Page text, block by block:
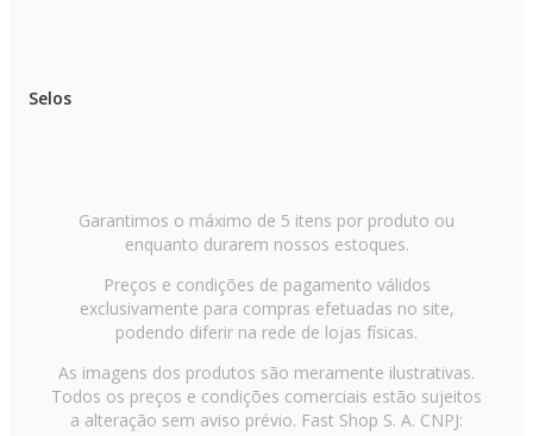
Selos
Garantimos o máximo de 5 itens por produto ou
enquanto durarem nossos estoques.
Preços e condições de pagamento válidos
exclusivamente para compras efetuadas no site,
podendo diferir na rede de lojas físicas.
As imagens dos produtos são meramente ilustrativas.
Todos os preços e condições comerciais estão sujeitos
a alteração sem aviso prévio. Fast Shop S. A. CNPJ: